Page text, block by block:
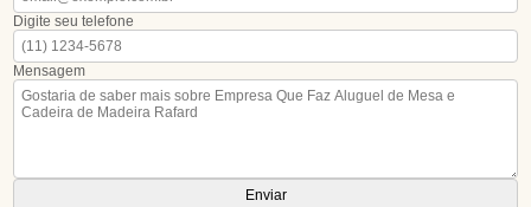
Digite seu telefone
Mensagem